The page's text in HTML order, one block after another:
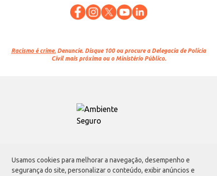
Usamos cookies para melhorar a navegação, desempenho e
segurança do site, personalizar o conteúdo, exibir anúncios e
Racismo é crime. Denuncie. Disque 100 ou procure a Delegacia de Polícia
Civil mais próxima ou o Ministério Público.
Atacadão S.A.
Avenida Morvan Dias de Figueiredo, 6169, Vila Maria, São Paulo - SP | CEP
02170-901 | CNPJ: 75.315.333/0001-09